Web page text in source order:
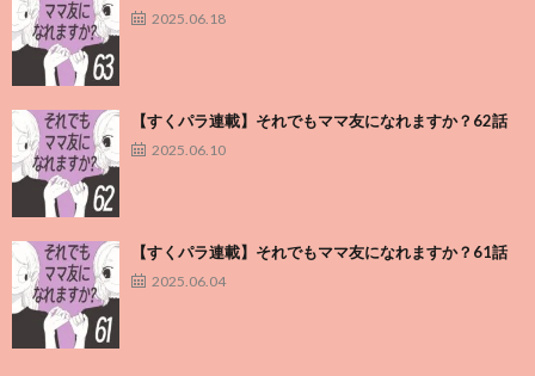
2025.06.18
【すくパラ連載】それでもママ友になれますか？62話
2025.06.10
【すくパラ連載】それでもママ友になれますか？61話
2025.06.04